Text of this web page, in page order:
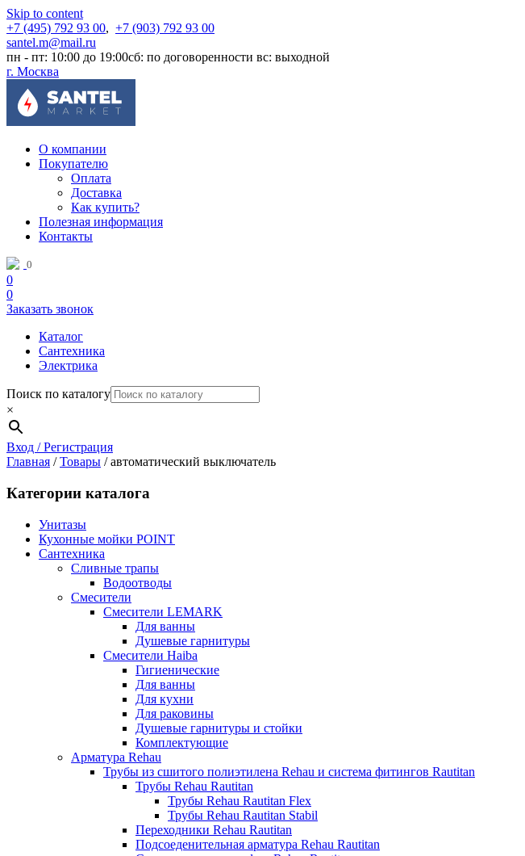
Skip to content
+7 (495) 792 93 00, +7 (903) 792 93 00
santel.m@mail.ru
пн - пт: 10:00 до 19:00сб: по договоренности вс: выходной
г. Москва
О компании
Покупателю
Оплата
Доставка
Как купить?
Полезная информация
Контакты
0
0
0
Заказать звонок
Каталог
Сантехника
Электрика
Поиск по каталогу
×
Вход / Регистрация
Главная /Товары /автоматический выключатель
Категории каталога
Унитазы
Кухонные мойки POINT
Сантехника
Сливные трапы
Водоотводы
Смесители
Смесители LEMARK
Для ванны
Душевые гарнитуры
Смесители Haiba
Гигиенические
Для ванны
Для кухни
Для раковины
Душевые гарнитуры и стойки
Комплектующие
Арматура Rehau
Трубы из сшитого полиэтилена Rehau и система фитингов Rautitan
Трубы Rehau Rautitan
Трубы Rehau Rautitan Flex
Трубы Rehau Rautitan Stabil
Переходники Rehau Rautitan
Подсоеденительная арматура Rehau Rautitan